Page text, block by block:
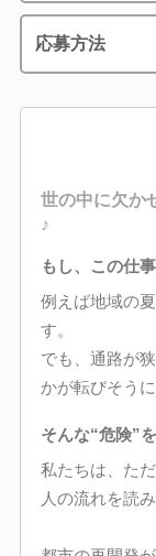
応募方法
世の中に欠か
♪
もし、この仕
例えば地域の
す。
でも、通路が
かが転びそう
そんな“危険”
私たちは、た
人の流れを読